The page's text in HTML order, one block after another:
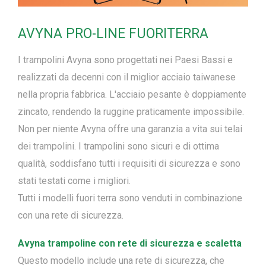
AVYNA PRO-LINE FUORITERRA
I trampolini Avyna sono progettati nei Paesi Bassi e
realizzati da decenni con il miglior acciaio taiwanese
nella propria fabbrica. L'acciaio pesante è doppiamente
zincato, rendendo la ruggine praticamente impossibile.
Non per niente Avyna offre una garanzia a vita sui telai
dei trampolini. I trampolini sono sicuri e di ottima
qualità, soddisfano tutti i requisiti di sicurezza e sono
stati testati come i migliori.
Tutti i modelli fuori terra sono venduti in combinazione
con una rete di sicurezza.
Avyna trampoline con rete di sicurezza e scaletta
Questo modello include una rete di sicurezza, che